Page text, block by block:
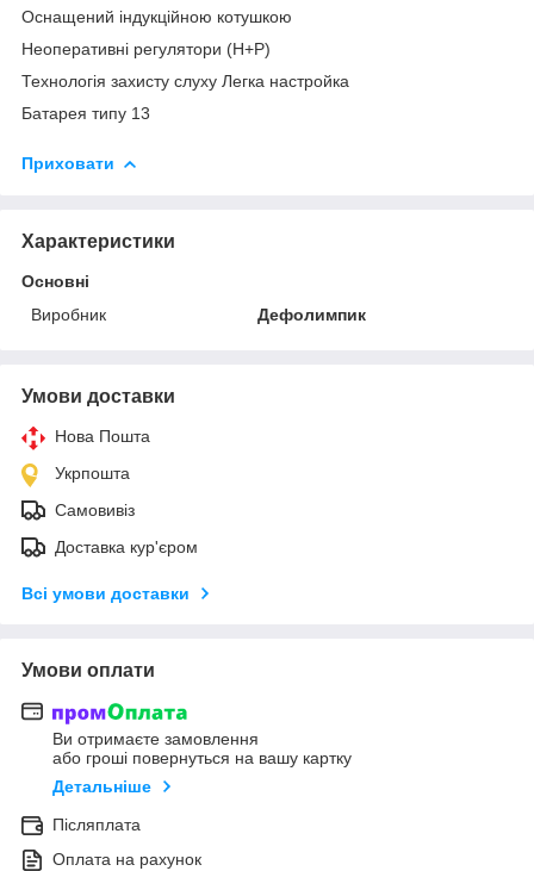
Оснащений індукційною котушкою
Неоперативні регулятори (H+P)
Технологія захисту слуху Легка настройка
Батарея типу 13
Приховати
Характеристики
Основні
Виробник
Дефолимпик
Умови доставки
Нова Пошта
Укрпошта
Самовивіз
Доставка кур'єром
Всі умови доставки
Умови оплати
Ви отримаєте замовлення
або гроші повернуться на вашу картку
Детальніше
Післяплата
Оплата на рахунок